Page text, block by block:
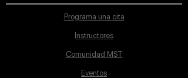
Programa una cita
Instructores
Comunidad MST
Eventos